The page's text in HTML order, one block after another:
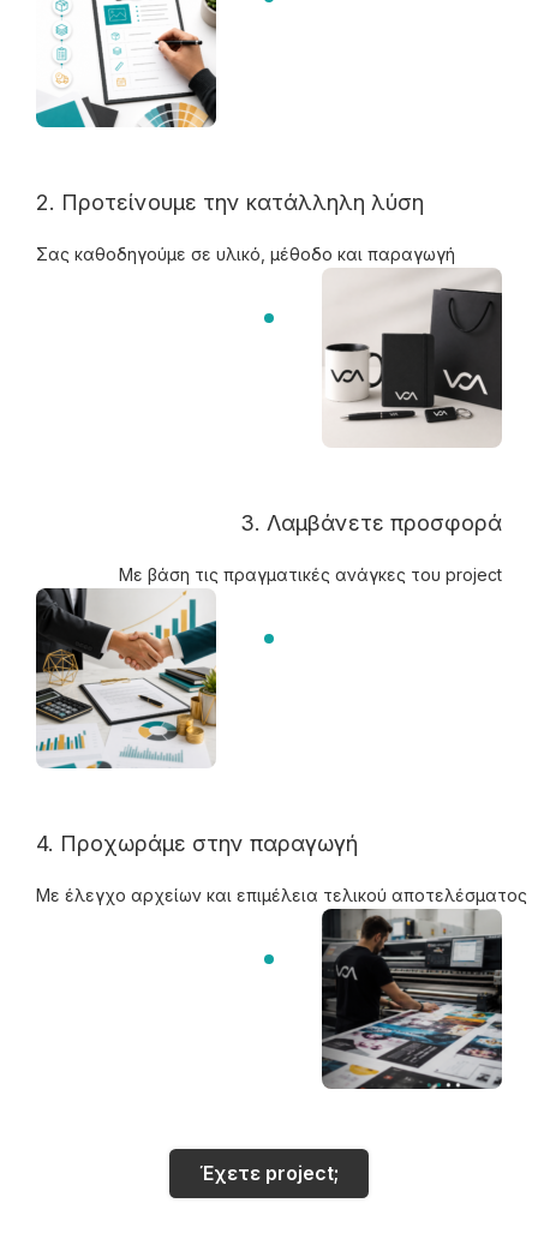
2. Προτείνουμε την κατάλληλη λύση
Σας καθοδηγούμε σε υλικό, μέθοδο και παραγωγή
3. Λαμβάνετε προσφορά
Με βάση τις πραγματικές ανάγκες του project
4. Προχωράμε στην παραγωγή
Με έλεγχο αρχείων και επιμέλεια τελικού αποτελέσματος
Έχετε project;